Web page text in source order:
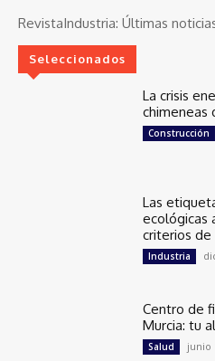
RevistaIndustria: Últimas
Seleccionados
La crisis
chimeneas
Construcción
Las
ecológicas
criterios
Industria
Centro de
Murcia: tu
Salud junio